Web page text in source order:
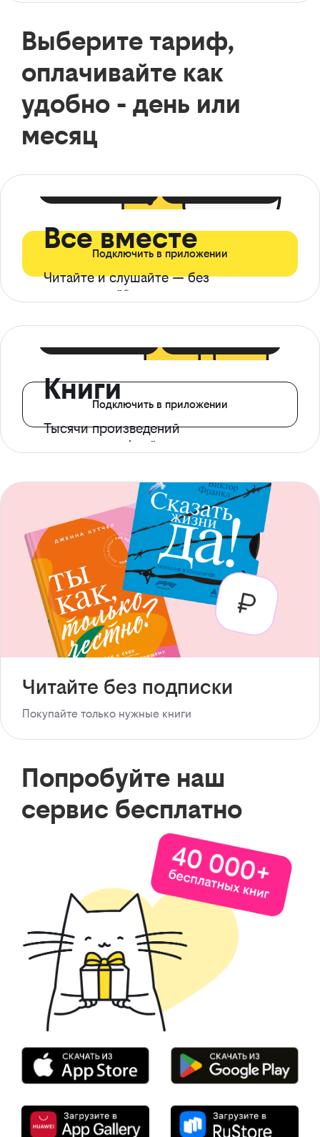
Выберите тариф,
оплачивайте как
удобно - день или
месяц
Все вместе
Читайте и слушайте — без
ограничений*
Подключить в приложении
Книги
Тысячи произведений
с доступом офлайн
Подключить в приложении
Читайте без подписки
Покупайте только нужные книги
Попробуйте наш
сервис бесплатно